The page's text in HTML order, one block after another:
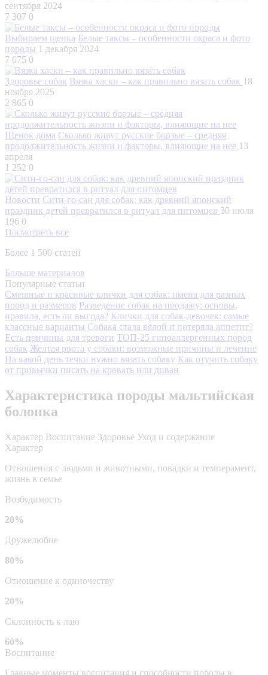
сентября 2024
7 307 0
Выбираем щенка Белые таксы – особенности окраса и фото
породы 1 декабря 2024
7 675 0
Здоровье собак Вязка хаски – как правильно вязать собак 18
ноября 2025
2 865 0
Щенок дома Сколько живут русские борзые – средняя
продолжительность жизни и факторы, влияющие на нее 13
апреля
1 252 0
Новости Сити-го-сан для собак: как древний японский
праздник детей превратился в ритуал для питомцев 30 июля
196 0
Посмотреть все
Более 1 500 статей
Больше материалов
Популярные статьи
Смешные и красивые клички для собак: имена для разных
пород и размеров Разведение собак на продажу: основы,
правила, есть ли выгода? Клички для собак-девочек: самые
классные варианты Собака стала вялой и потеряла аппетит?
Есть причины для тревоги ТОП-25 гипоаллергенных пород
собак Желтая рвота у собаки: возможные причины и лечение
На какой день течки нужно вязать собаку Как отучить собаку
от привычки писать на кровать или диван
Характеристика породы мальтийская
болонка
Характер Воспитание Здоровье Уход и содержание
Характер
Отношения с людьми и животными, повадки и темперамент,
жизнь в семье
Возбудимость
20%
Дружелюбие
80%
Отношение к одиночеству
20%
Склонность к лаю
60%
Воспитание
Главные моменты воспитания и способности породы в